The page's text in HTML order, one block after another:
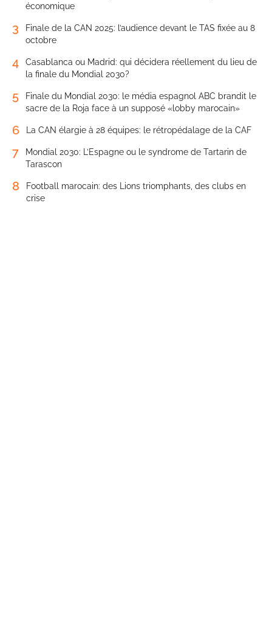
économique
3
Finale de la CAN 2025: l’audience devant le TAS fixée au 8
octobre
4
Casablanca ou Madrid: qui décidera réellement du lieu de
la finale du Mondial 2030?
5
Finale du Mondial 2030: le média espagnol ABC brandit le
sacre de la Roja face à un supposé «lobby marocain»
6 La CAN élargie à 28 équipes: le rétropédalage de la CAF
7
Mondial 2030: L’Espagne ou le syndrome de Tartarin de
Tarascon
8
Football marocain: des Lions triomphants, des clubs en
crise